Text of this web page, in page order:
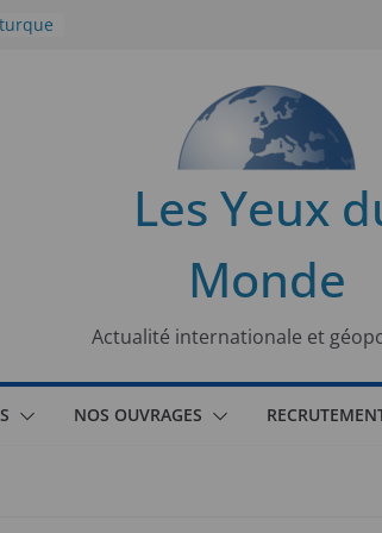
Les Yeux
Monde
Actualité internationale et
NOS OUVRAGES